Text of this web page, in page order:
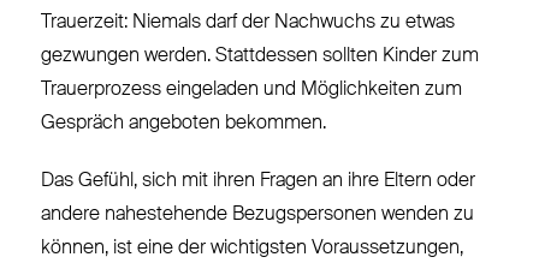
Trauerzeit: Niemals darf der Nachwuchs zu etwas
gezwungen werden. Stattdessen sollten Kinder zum
Trauerprozess eingeladen und Möglichkeiten zum
Gespräch angeboten bekommen.
Das Gefühl, sich mit ihren Fragen an ihre Eltern oder
andere nahestehende Bezugspersonen wenden zu
können, ist eine der wichtigsten Voraussetzungen,